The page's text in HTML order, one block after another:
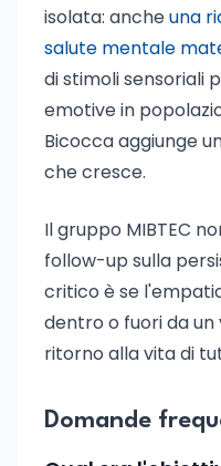
isolata: ancheuna
salute mentale
di stimoli sensoriali
emotive in
Bicocca aggiunge
che cresce.
Il gruppo MIBTEC
follow-up sulla
critico è se
dentro o fuori da un
ritorno alla vita di
Domande